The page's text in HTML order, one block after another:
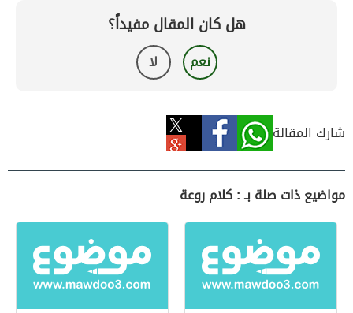
هل كان المقال مفيداً؟
نعم لا
شارك المقالة
مواضيع ذات صلة بـ : كلام روعة